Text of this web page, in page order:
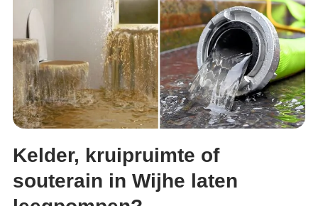
Kelder, kruipruimte of
souterain in Wijhe laten